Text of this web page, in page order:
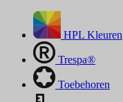
HPL Kleuren
Trespa®
Toebehoren